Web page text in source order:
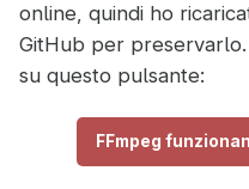
online, quindi ho
GitHub per
su questo pulsante:
FFmpeg